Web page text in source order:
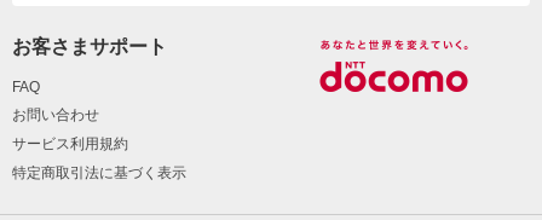
お客さまサポート
FAQ
お問い合わせ
サービス利用規約
特定商取引法に基づく表示